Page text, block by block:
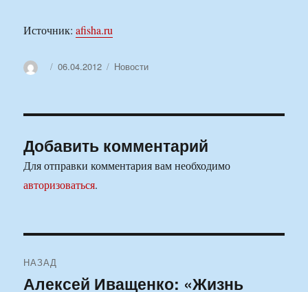
Источник:afisha.ru
АвторОпубликовано
06.04.2012 Рубрики
Новости
Добавить комментарий
Для отправки комментария вам необходимо
авторизоваться.
по
НАЗАД
Предыдущая
Алексей Иващенко: «Жизнь